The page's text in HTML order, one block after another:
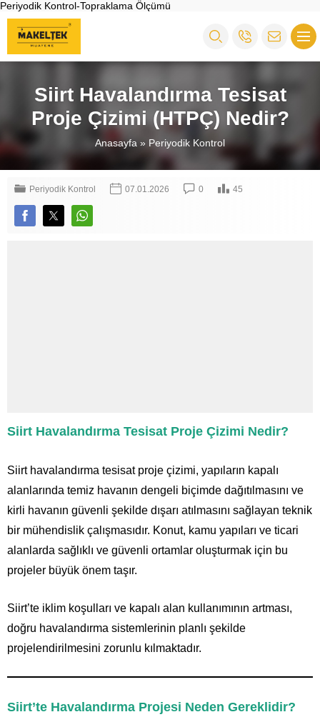
Periyodik Kontrol-Topraklama Ölçümü
Siirt Havalandırma Tesisat
Proje Çizimi (HTPÇ) Nedir?
Anasayfa » Periyodik Kontrol
Periyodik Kontrol 07.01.2026 0 45
Siirt Havalandırma Tesisat Proje Çizimi Nedir?
Siirt havalandırma tesisat proje çizimi, yapıların kapalı
alanlarında temiz havanın dengeli biçimde dağıtılmasını ve
kirli havanın güvenli şekilde dışarı atılmasını sağlayan teknik
bir mühendislik çalışmasıdır. Konut, kamu yapıları ve ticari
alanlarda sağlıklı ve güvenli ortamlar oluşturmak için bu
projeler büyük önem taşır.
Siirt’te iklim koşulları ve kapalı alan kullanımının artması,
doğru havalandırma sistemlerinin planlı şekilde
projelendirilmesini zorunlu kılmaktadır.
Siirt’te Havalandırma Projesi Neden Gereklidir?